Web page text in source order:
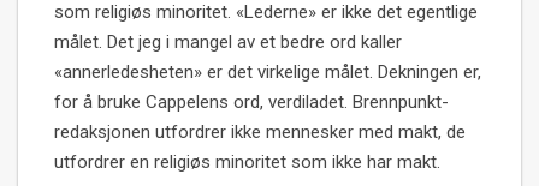
som religiøs minoritet. «Lederne» er ikke det egentlige
målet. Det jeg i mangel av et bedre ord kaller
«annerledesheten» er det virkelige målet. Dekningen er,
for å bruke Cappelens ord, verdiladet. Brennpunkt-
redaksjonen utfordrer ikke mennesker med makt, de
utfordrer en religiøs minoritet som ikke har makt.